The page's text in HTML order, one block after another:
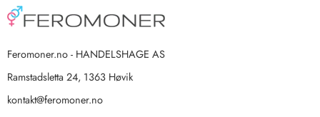
Feromoner.no - HANDELSHAGE AS
Ramstadsletta 24, 1363 Høvik
kontakt@feromoner.no